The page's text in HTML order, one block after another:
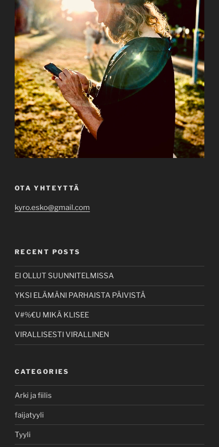
OTA YHTEYTTÄ
kyro.esko@gmail.com
RECENT POSTS
EI OLLUT SUUNNITELMISSA
YKSI ELÄMÄNI PARHAISTA PÄIVISTÄ
V#%€U MIKÄ KLISEE
VIRALLISESTI VIRALLINEN
CATEGORIES
Arki ja fiilis
faijatyyli
Tyyli